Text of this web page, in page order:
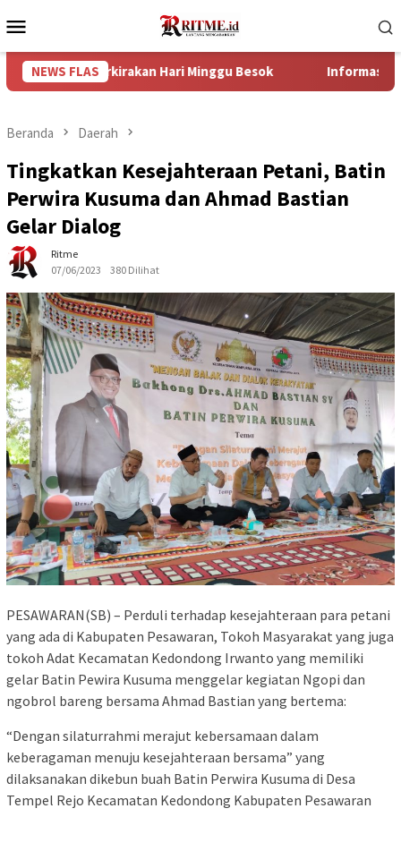
ke
Mobile
NEWS FLASHari Minggu Besok Informasi Penting Bagi
Beranda Daerah
Tingkatkan Kesejahteraan Petani, Batin
Perwira Kusuma dan Ahmad Bastian
Gelar Dialog
Ritme
07/06/2023
380 Dilihat
PESAWARAN(SB) – Perduli terhadap kesejahteraan para petani
yang ada di Kabupaten Pesawaran, Tokoh Masyarakat yang juga
tokoh Adat Kecamatan Kedondong Irwanto yang memiliki
gelar Batin Pewira Kusuma menggelar kegiatan Ngopi dan
ngobrol bareng bersama Ahmad Bastian yang bertema:
“Dengan silaturrahmi merajut kebersamaan dalam
keberagaman menuju kesejahteraan bersama” yang
dilaksanakan dikebun buah Batin Perwira Kusuma di Desa
Tempel Rejo Kecamatan Kedondong Kabupaten Pesawaran